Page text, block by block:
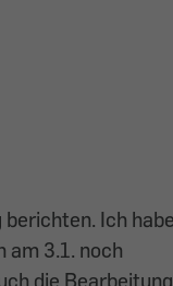
Ich habe
am 3.1. noch
die Bearbeitung